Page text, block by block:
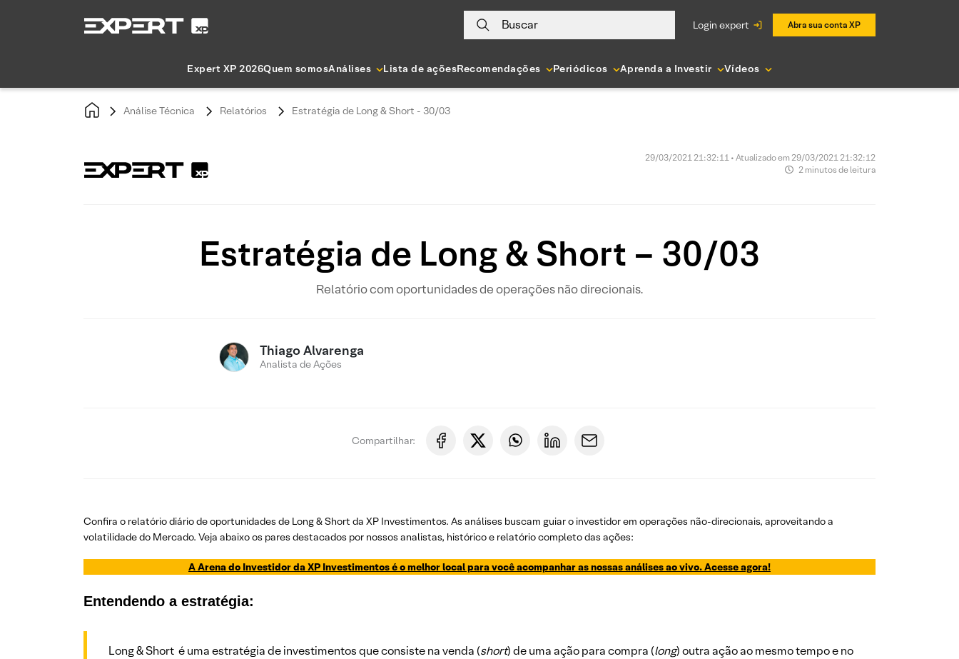
Buscar login expert Abra sua conta XP
Expert XP 2026Quem somosAnálises Lista de açõesRecomendações Periódicos Aprenda a Investir Vídeos
Análise Técnica Relatórios Estratégia de Long & Short - 30/03
29/03/2021 21:32:11 • Atualizado em 29/03/2021 21:32:12
2 minutos de leitura
Estratégia de Long & Short – 30/03
Relatório com oportunidades de operações não direcionais.
Thiago Alvarenga
Analista de Ações
Compartilhar:
Confira o relatório diário de oportunidades de Long & Short da XP Investimentos. As análises buscam guiar o investidor em operações não-direcionais, aproveitando a
volatilidade do Mercado. Veja abaixo os pares destacados por nossos analistas, histórico e relatório completo das ações:
A Arena do Investidor da XP Investimentos é o melhor local para você acompanhar as nossas análises ao vivo. Acesse agora!
Entendendo a estratégia:
Long & Short é uma estratégia de investimentos que consiste na venda (short) de uma ação para compra (long) outra ação ao mesmo tempo e no